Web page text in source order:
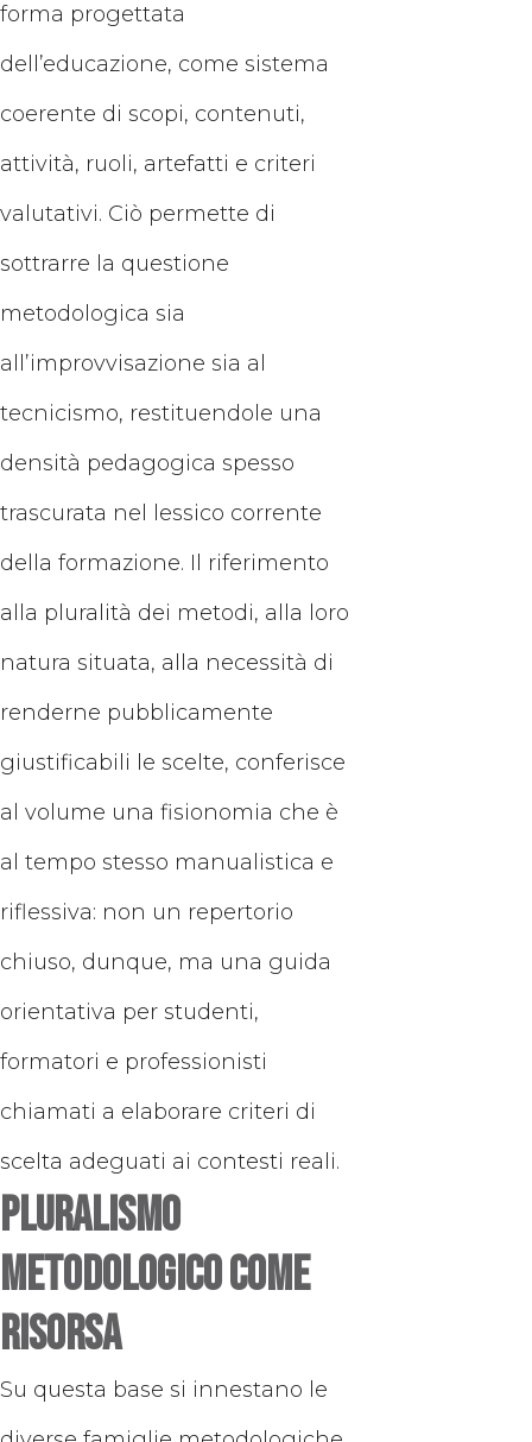
forma progettata
dell’educazione, come sistema
coerente di scopi, contenuti,
attività, ruoli, artefatti e criteri
valutativi. Ciò permette di
sottrarre la questione
metodologica sia
all’improvvisazione sia al
tecnicismo, restituendole una
densità pedagogica spesso
trascurata nel lessico corrente
della formazione. Il riferimento
alla pluralità dei metodi, alla loro
natura situata, alla necessità di
renderne pubblicamente
giustificabili le scelte, conferisce
al volume una fisionomia che è
al tempo stesso manualistica e
riflessiva: non un repertorio
chiuso, dunque, ma una guida
orientativa per studenti,
formatori e professionisti
chiamati a elaborare criteri di
scelta adeguati ai contesti reali.
Pluralismo
metodologico come
risorsa
Su questa base si innestano le